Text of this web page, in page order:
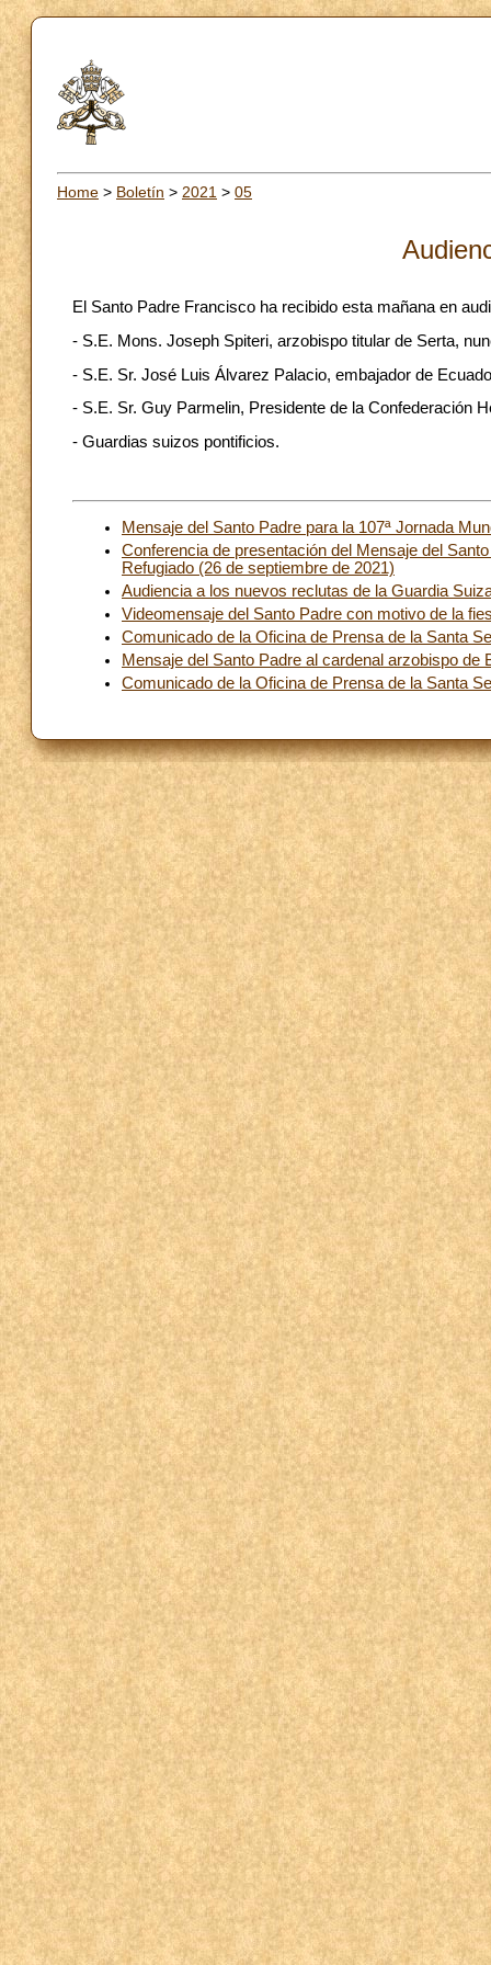
Home > Boletín > 2021 > 05
El Santo Padre Francisco ha recibido esta mañana en
- S.E. Mons. Joseph Spiteri, arzobispo titular de Serta,
- S.E. Sr. José Luis Álvarez Palacio, embajador de
- S.E. Sr. Guy Parmelin, Presidente de la Confederación
- Guardias suizos pontificios.
Mensaje del Santo Padre para la 107ª Jornada
Conferencia de presentación del Mensaje del
Refugiado (26 de septiembre de 2021)
Audiencia a los nuevos reclutas de la Guardia
Videomensaje del Santo Padre con motivo de la
Comunicado de la Oficina de Prensa de la Santa
Mensaje del Santo Padre al cardenal arzobispo
Comunicado de la Oficina de Prensa de la Santa